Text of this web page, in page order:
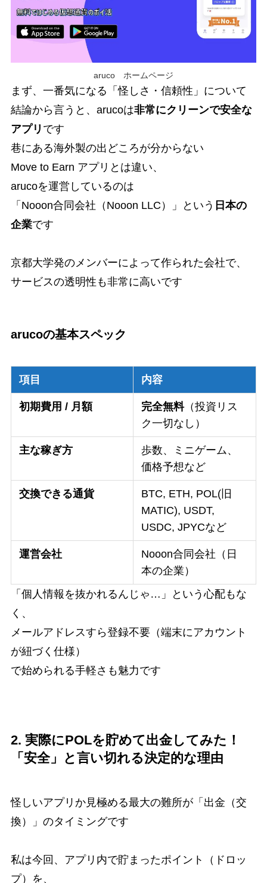
aruco ホームページ
まず、一番気になる「怪しさ・信頼性」について
結論から言うと、arucoは非常にクリーンで安全な
アプリ です
巷にある海外製の出どころが分からない
Move to Earn アプリとは違い、
arucoを運営しているのは
「Nooon合同会社（Nooon LLC）」という 日本の
企業です
京都大学発のメンバーによって作られた会社で、
サービスの透明性も非常に高いです
arucoの基本スペック
項目 内容
初期費用 / 月額 完全無料（投資リス
ク一切なし）
主な稼ぎ方
歩数、ミニゲーム、
価格予想など
交換できる通貨
BTC, ETH, POL(旧
MATIC), USDT,
USDC, JPYCなど
運営会社
Nooon合同会社（日
本の企業）
「個人情報を抜かれるんじゃ…」という心配もな
く、
メールアドレスすら登録不要（端末にアカウント
が紐づく仕様）
で始められる手軽さも魅力です
2. 実際にPOLを貯めて出金してみた！
「安全」と言い切れる決定的な理由
怪しいアプリか見極める最大の難所が「出金（交
換）」のタイミングです
私は今回、アプリ内で貯まったポイント（ドロッ
プ）を、